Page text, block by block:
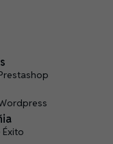
Éxito